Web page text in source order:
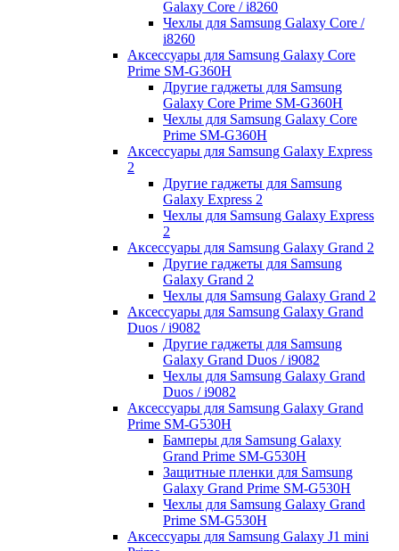
Galaxy Core / i8260
Чехлы для Samsung Galaxy Core /
i8260
Аксессуары для Samsung Galaxy Core
Prime SM-G360H
Другие гаджеты для Samsung
Galaxy Core Prime SM-G360H
Чехлы для Samsung Galaxy Core
Prime SM-G360H
Аксессуары для Samsung Galaxy Express
2
Другие гаджеты для Samsung
Galaxy Express 2
Чехлы для Samsung Galaxy Express
2
Аксессуары для Samsung Galaxy Grand 2
Другие гаджеты для Samsung
Galaxy Grand 2
Чехлы для Samsung Galaxy Grand 2
Аксессуары для Samsung Galaxy Grand
Duos / i9082
Другие гаджеты для Samsung
Galaxy Grand Duos / i9082
Чехлы для Samsung Galaxy Grand
Duos / i9082
Аксессуары для Samsung Galaxy Grand
Prime SM-G530H
Бамперы для Samsung Galaxy
Grand Prime SM-G530H
Защитные пленки для Samsung
Galaxy Grand Prime SM-G530H
Чехлы для Samsung Galaxy Grand
Prime SM-G530H
Аксессуары для Samsung Galaxy J1 mini